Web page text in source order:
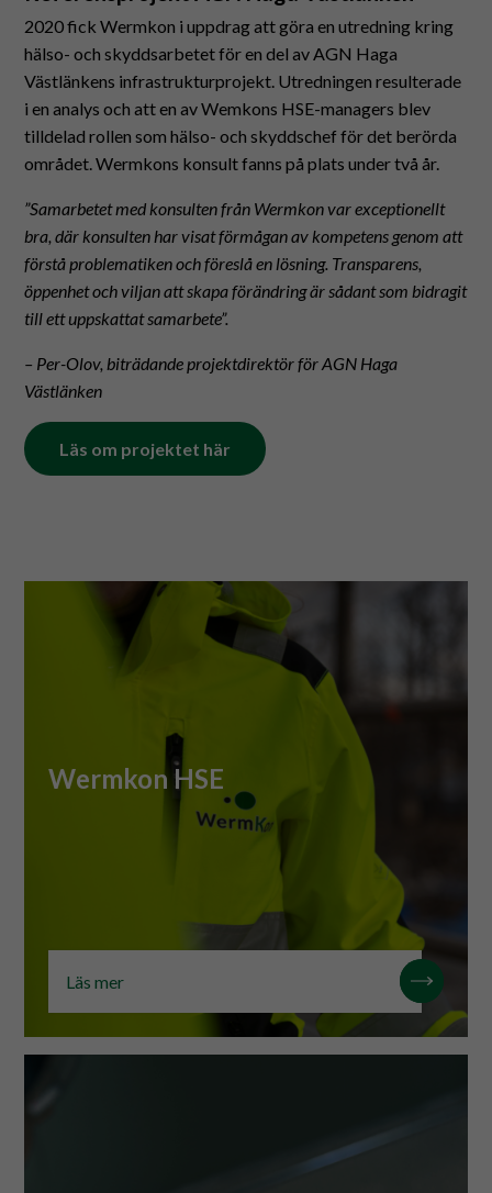
2020 fick Wermkon i uppdrag att göra en utredning kring
hälso- och skyddsarbetet för en del av AGN Haga
Västlänkens infrastrukturprojekt. Utredningen resulterade
i en analys och att en av Wemkons HSE-managers blev
tilldelad rollen som hälso- och skyddschef för det berörda
området. Wermkons konsult fanns på plats under två år.
”Samarbetet med konsulten från Wermkon var exceptionellt
bra, där konsulten har visat förmågan av kompetens genom att
förstå problematiken och föreslå en lösning. Transparens,
öppenhet och viljan att skapa förändring är sådant som bidragit
till ett uppskattat samarbete”.
– Per-Olov, biträdande projektdirektör för AGN Haga
Västlänken
Läs om projektet här
Wermkon HSE
Läs mer
förbättra
hemsidans
funktionalitet
och
uppbyggnad,
hur hemsidan
används.
Marknadsföring
Genom att dela
med dig av dina
intressen och
chansen att få se